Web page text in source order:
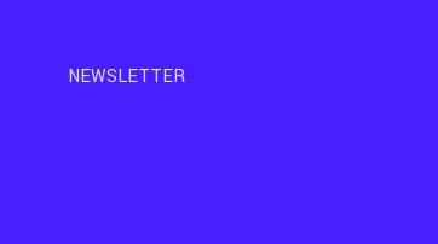
NEWSLETTER